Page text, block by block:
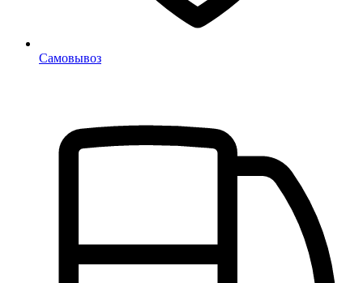
Самовывоз